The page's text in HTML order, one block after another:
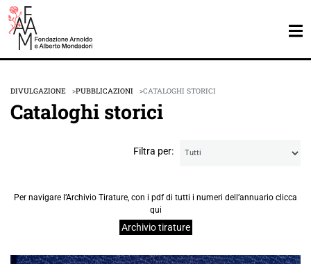
DIVULGAZIONE PUBBLICAZIONI CATALOGHI STORICI
Cataloghi storici
Filtra per:
Per navigare l’Archivio Tirature, con i pdf di tutti i numeri dell’annuario clicca
qui
Archivio tirature